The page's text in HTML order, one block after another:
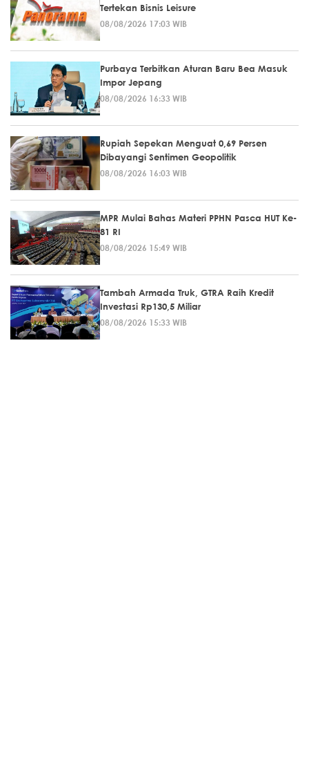
Tertekan Bisnis Leisure
08/08/2026 17:03 WIB
Purbaya Terbitkan Aturan Baru Bea Masuk
Impor Jepang
08/08/2026 16:33 WIB
Rupiah Sepekan Menguat 0,69 Persen
Dibayangi Sentimen Geopolitik
08/08/2026 16:03 WIB
MPR Mulai Bahas Materi PPHN Pasca HUT Ke-
81 RI
08/08/2026 15:49 WIB
Tambah Armada Truk, GTRA Raih Kredit
Investasi Rp130,5 Miliar
08/08/2026 15:33 WIB